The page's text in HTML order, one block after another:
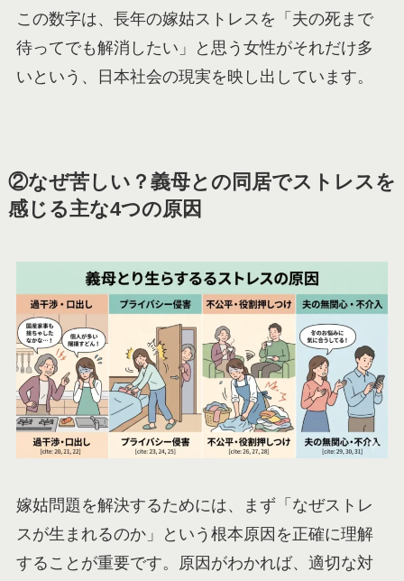
この数字は、長年の嫁姑ストレスを「夫の死まで
待ってでも解消したい」と思う女性がそれだけ多
いという、日本社会の現実を映し出しています。
②なぜ苦しい？義母との同居でストレスを
感じる主な4つの原因
嫁姑問題を解決するためには、まず「なぜストレ
スが生まれるのか」という根本原因を正確に理解
することが重要です。原因がわかれば、適切な対